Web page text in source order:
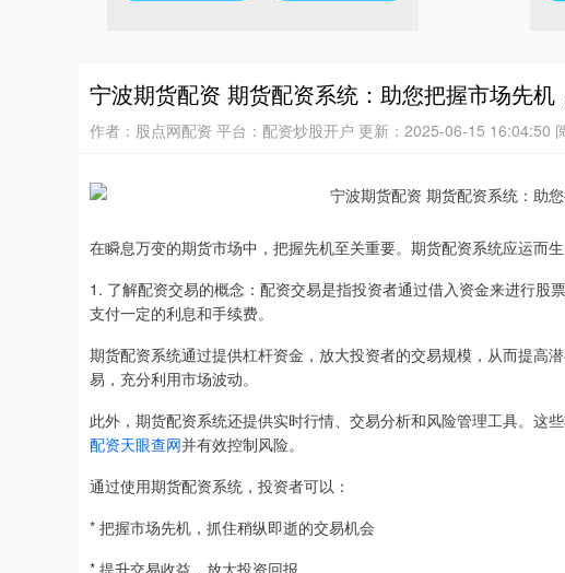
宁波期货配资 期货配资系统：助您把握市场先机
作者：股点网配资 平台：配资炒股开户 更新：2025-06-15 16:04:50
在瞬息万变的期货市场中，把握先机至关重要。期货配资系统应运而
1. 了解配资交易的概念：配资交易是指投资者通过借入资金来进行
支付一定的利息和手续费。
期货配资系统通过提供杠杆资金，放大投资者的交易规模，从而提高
易，充分利用市场波动。
此外，期货配资系统还提供实时行情、交易分析和风险管理工具。这
配资天眼查网并有效控制风险。
通过使用期货配资系统，投资者可以：
* 把握市场先机，抓住稍纵即逝的交易机会
* 提升交易收益，放大投资回报